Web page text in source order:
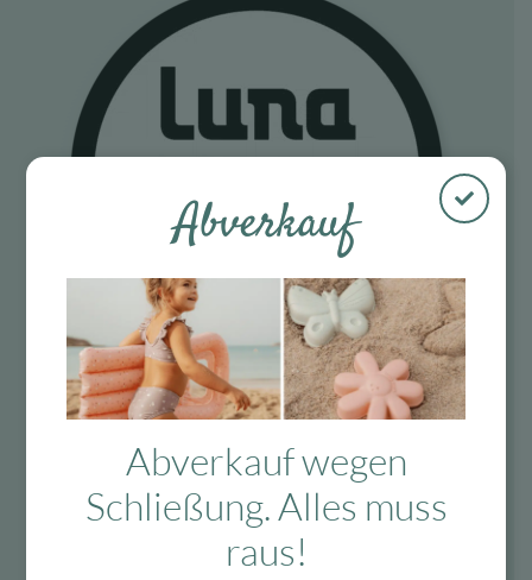
Mo-Fr: 10:00 – 13:00 Uhr
08134 / 2579911
Abverkauf
Abverkauf wegen
Schließung. Alles muss
raus!